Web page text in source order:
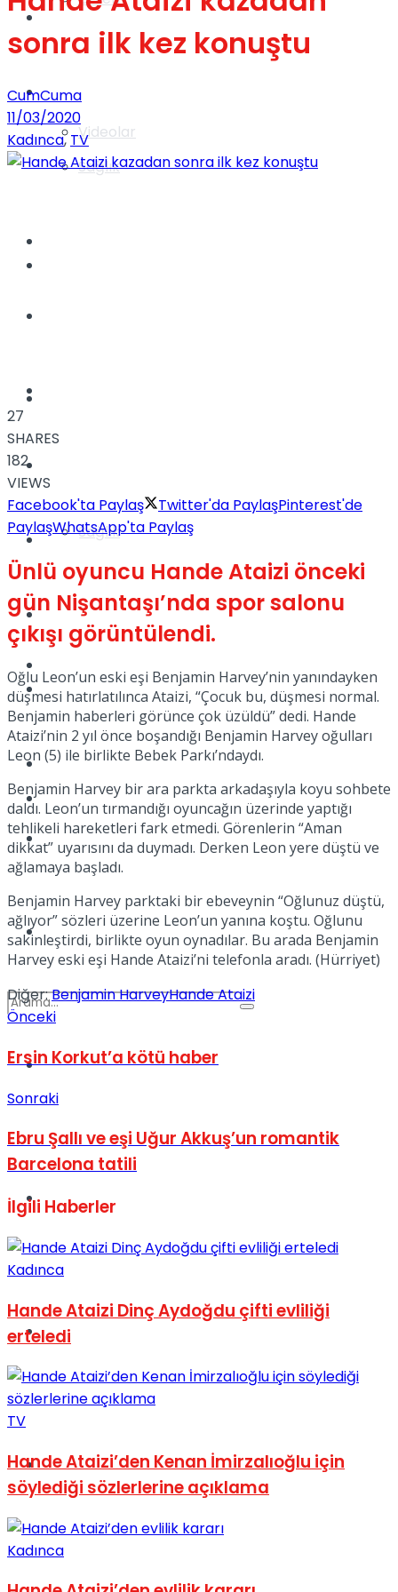
Videolar
Sağlık
Kadınca
Dünya
Türkiye
Müzik
Sinema
Tatil
Gündem
Yaşam
Sağlık
Müzik
Sinema
Tatil
Spor
Podcast
View All Result
sonra ilk kez konuştu
CumCuma
11/03/2020
Kadınca,TV
27
SHARES
182
VIEWS
Facebook'ta Paylaş
Twitter'da PaylaşPinterest'de
PaylaşWhatsApp'ta Paylaş
Ünlü oyuncu Hande Ataizi önceki
gün Nişantaşı’nda spor salonu
çıkışı görüntülendi.
Oğlu Leon’un eski eşi Benjamin Harvey’nin yanındayken
düşmesi hatırlatılınca Ataizi, “Çocuk bu, düşmesi normal.
Benjamin haberleri görünce çok üzüldü” dedi. Hande
Ataizi’nin 2 yıl önce boşandığı Benjamin Harvey oğulları
Leon (5) ile birlikte Bebek Parkı’ndaydı.
Benjamin Harvey bir ara parkta arkadaşıyla koyu sohbete
daldı. Leon’un tırmandığı oyuncağın üzerinde yaptığı
tehlikeli hareketleri fark etmedi. Görenlerin “Aman
dikkat” uyarısını da duymadı. Derken Leon yere düştü ve
ağlamaya başladı.
Benjamin Harvey parktaki bir ebeveynin “Oğlunuz düştü,
ağlıyor” sözleri üzerine Leon’un yanına koştu. Oğlunu
sakinleştirdi, birlikte oyun oynadılar. Bu arada Benjamin
Harvey eski eşi Hande Ataizi’ni telefonla aradı. (Hürriyet)
Diğer:Benjamin HarveyHande Ataizi
Önceki
Ersin Korkut’a kötü haber
Sonraki
Ebru Şallı ve eşi Uğur Akkuş’un romantik
Barcelona tatili
İlgili Haberler
Kadınca
Hande Ataizi Dinç Aydoğdu çifti evliliği
erteledi
TV
Hande Ataizi’den Kenan İmirzalıoğlu için
söylediği sözlerlerine açıklama
Kadınca